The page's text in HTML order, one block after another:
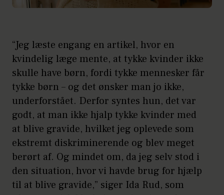
“Jeg læste engang en artikel, hvor en
kvindelig læge mente, at tykke kvinder ikke
skulle have børn, fordi tykke mennesker får
tykke børn – og det ønsker man jo ikke,
underforstået. Derfor syntes hun, det var
godt, at man ikke hjalp tykke kvinder med
at blive gravide, hvilket jeg oplevede som
ekstremt diskriminerende og blev meget
berørt af. Og mindet om, da jeg selv stod i
den situation, hvor vi havde brug for hjælp
til at blive gravide,” siger Ida Rud, som